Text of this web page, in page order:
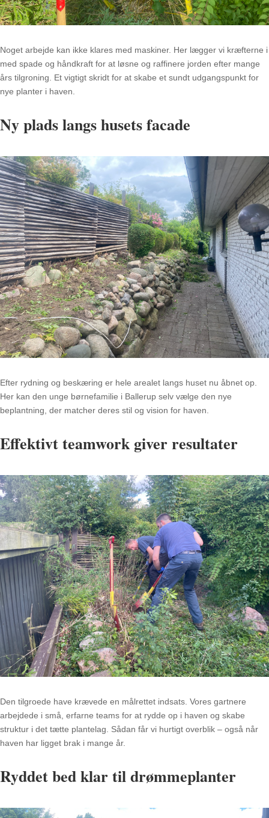
Noget arbejde kan ikke klares med maskiner. Her lægger vi kræfterne i
med spade og håndkraft for at løsne og raffinere jorden efter mange
års tilgroning. Et vigtigt skridt for at skabe et sundt udgangspunkt for
nye planter i haven.
Ny plads langs husets facade
Efter rydning og beskæring er hele arealet langs huset nu åbnet op.
Her kan den unge børnefamilie i Ballerup selv vælge den nye
beplantning, der matcher deres stil og vision for haven.
Effektivt teamwork giver resultater
Den tilgroede have krævede en målrettet indsats. Vores gartnere
arbejdede i små, erfarne teams for at rydde op i haven og skabe
struktur i det tætte plantelag. Sådan får vi hurtigt overblik – også når
haven har ligget brak i mange år.
Ryddet bed klar til drømmeplanter